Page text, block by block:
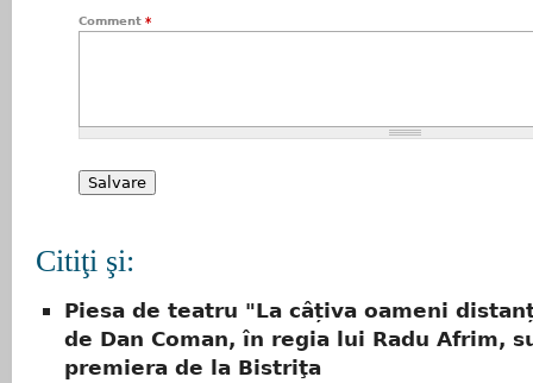
Comment *
Citiţi şi:
Piesa de teatru "La câțiva oameni
de Dan Coman, în regia lui Radu Afrim,
premiera de la Bistriţa